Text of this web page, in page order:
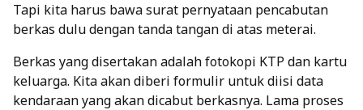
Tapi kita harus bawa surat pernyataan pencabutan
berkas dulu dengan tanda tangan di atas meterai.
Berkas yang disertakan adalah fotokopi KTP dan kartu
keluarga. Kita akan diberi formulir untuk diisi data
kendaraan yang akan dicabut berkasnya. Lama proses